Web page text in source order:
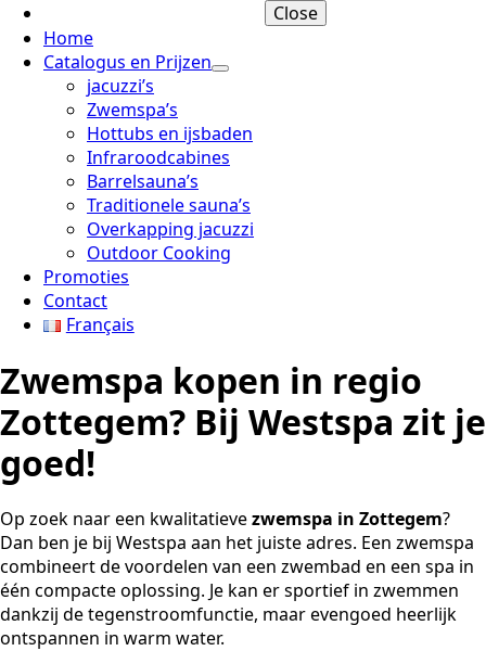
Close
Home
Catalogus en Prijzen
jacuzzi’s
Zwemspa’s
Hottubs en ijsbaden
Infraroodcabines
Barrelsauna’s
Traditionele sauna’s
Overkapping jacuzzi
Outdoor Cooking
Promoties
Contact
Français
Zwemspa kopen in regio
Zottegem? Bij Westspa zit je
goed!
Op zoek naar een kwalitatievezwemspa in Zottegem?
Dan ben je bij Westspa aan het juiste adres. Een zwemspa
combineert de voordelen van een zwembad en een spa in
één compacte oplossing. Je kan er sportief in zwemmen
dankzij de tegenstroomfunctie, maar evengoed heerlijk
ontspannen in warm water.